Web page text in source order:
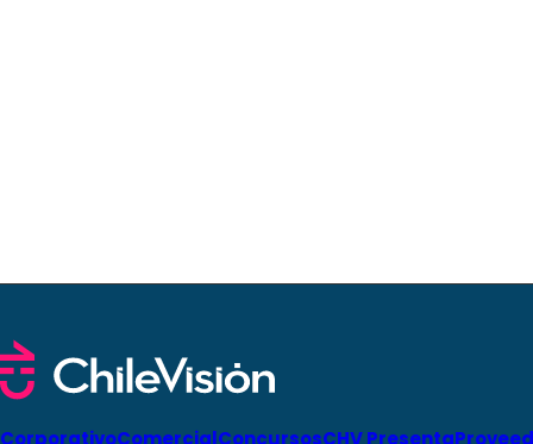
CorporativoComercialConcursosCHV Presenta